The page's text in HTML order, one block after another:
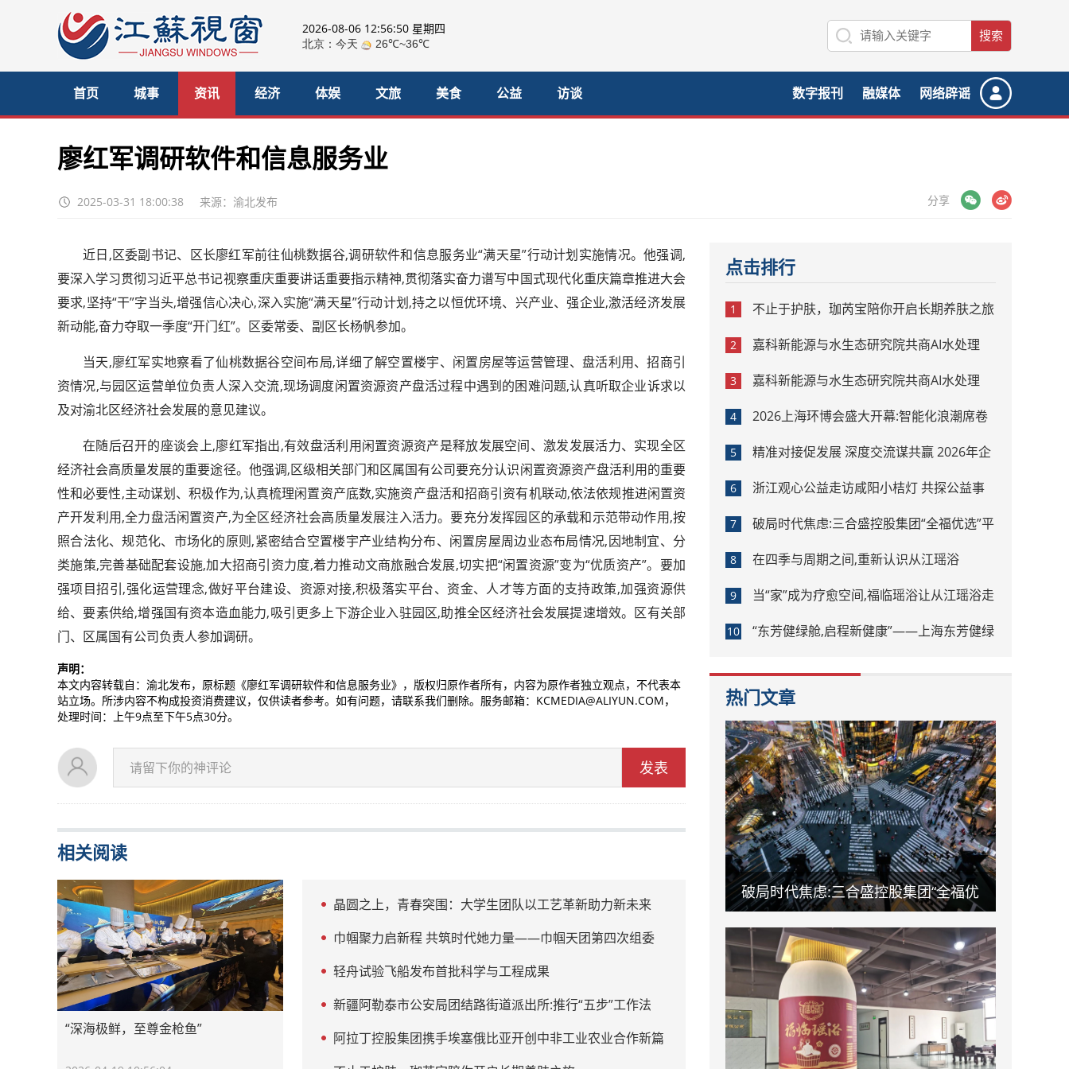
2026-08-06 12:56:50 星期四
首页 城事 资讯 经济 体娱 文旅 美食 公益 访谈 数字报刊 融媒体 网络辟谣
廖红军调研软件和信息服务业
2025-03-31 18:00:38 来源：渝北发布 分享
微博
近日,区委副书记、区长廖红军前往仙桃数据谷,调研软件和信息服务业“满天星”行动计划实施情况。他强调,
要深入学习贯彻习近平总书记视察重庆重要讲话重要指示精神,贯彻落实奋力谱写中国式现代化重庆篇章推进大会
要求,坚持“干”字当头,增强信心决心,深入实施“满天星”行动计划,持之以恒优环境、兴产业、强企业,激活经济发展
新动能,奋力夺取一季度“开门红”。区委常委、副区长杨帆参加。
当天,廖红军实地察看了仙桃数据谷空间布局,详细了解空置楼宇、闲置房屋等运营管理、盘活利用、招商引
资情况,与园区运营单位负责人深入交流,现场调度闲置资源资产盘活过程中遇到的困难问题,认真听取企业诉求以
及对渝北区经济社会发展的意见建议。
在随后召开的座谈会上,廖红军指出,有效盘活利用闲置资源资产是释放发展空间、激发发展活力、实现全区
经济社会高质量发展的重要途径。他强调,区级相关部门和区属国有公司要充分认识闲置资源资产盘活利用的重要
性和必要性,主动谋划、积极作为,认真梳理闲置资产底数,实施资产盘活和招商引资有机联动,依法依规推进闲置资
产开发利用,全力盘活闲置资产,为全区经济社会高质量发展注入活力。要充分发挥园区的承载和示范带动作用,按
照合法化、规范化、市场化的原则,紧密结合空置楼宇产业结构分布、闲置房屋周边业态布局情况,因地制宜、分
类施策,完善基础配套设施,加大招商引资力度,着力推动文商旅融合发展,切实把“闲置资源”变为“优质资产”。要加
强项目招引,强化运营理念,做好平台建设、资源对接,积极落实平台、资金、人才等方面的支持政策,加强资源供
给、要素供给,增强国有资本造血能力,吸引更多上下游企业入驻园区,助推全区经济社会发展提速增效。区有关部
门、区属国有公司负责人参加调研。
声明：
本文内容转载自：渝北发布，原标题《廖红军调研软件和信息服务业》，版权归原作者所有，内容为原作者独立观点，不代表本
站立场。所涉内容不构成投资消费建议，仅供读者参考。如有问题，请联系我们删除。服务邮箱：KCMEDIA@ALIYUN.COM，
处理时间：上午9点至下午5点30分。
请留下你的神评论 发表
相关阅读
“深海极鲜，至尊金枪鱼”
晶圆之上，青春突围：大学生团队以工艺革新助力新未来
巾帼聚力启新程 共筑时代她力量——巾帼天团第四次组委
会筹备会圆满举办
轻舟试验飞船发布首批科学与工程成果
新疆阿勒泰市公安局团结路街道派出所:推行“五步”工作法
打造新时代“枫”景线
阿拉丁控股集团携手埃塞俄比亚开创中非工业农业合作新篇
点击排行
1 不止于护肤，珈芮宝陪你开启长期养肤之旅
2 嘉科新能源与水生态研究院共商AI水处理
3 嘉科新能源与水生态研究院共商AI水处理
4 2026上海环博会盛大开幕:智能化浪潮席卷
环保产业
5 精准对接促发展 深度交流谋共赢 2026年企
业投融资交流活动第二期圆满举行
6 浙江观心公益走访咸阳小桔灯 共探公益事
业可持续发展新路径
7 破局时代焦虑:三合盛控股集团“全福优选”平
台正式启航
8 在四季与周期之间,重新认识从江瑶浴
9 当“家”成为疗愈空间,福临瑶浴让从江瑶浴走
进日常生活
10 “东芳健绿舱,启程新健康”——上海东芳健绿
热门文章
破局时代焦虑:三合盛控股集团“全福优
选”平台正式启航